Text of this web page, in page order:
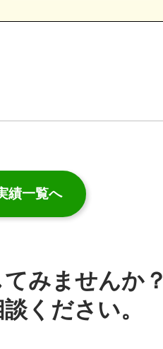
績一覧へ
みませんか？
ください。